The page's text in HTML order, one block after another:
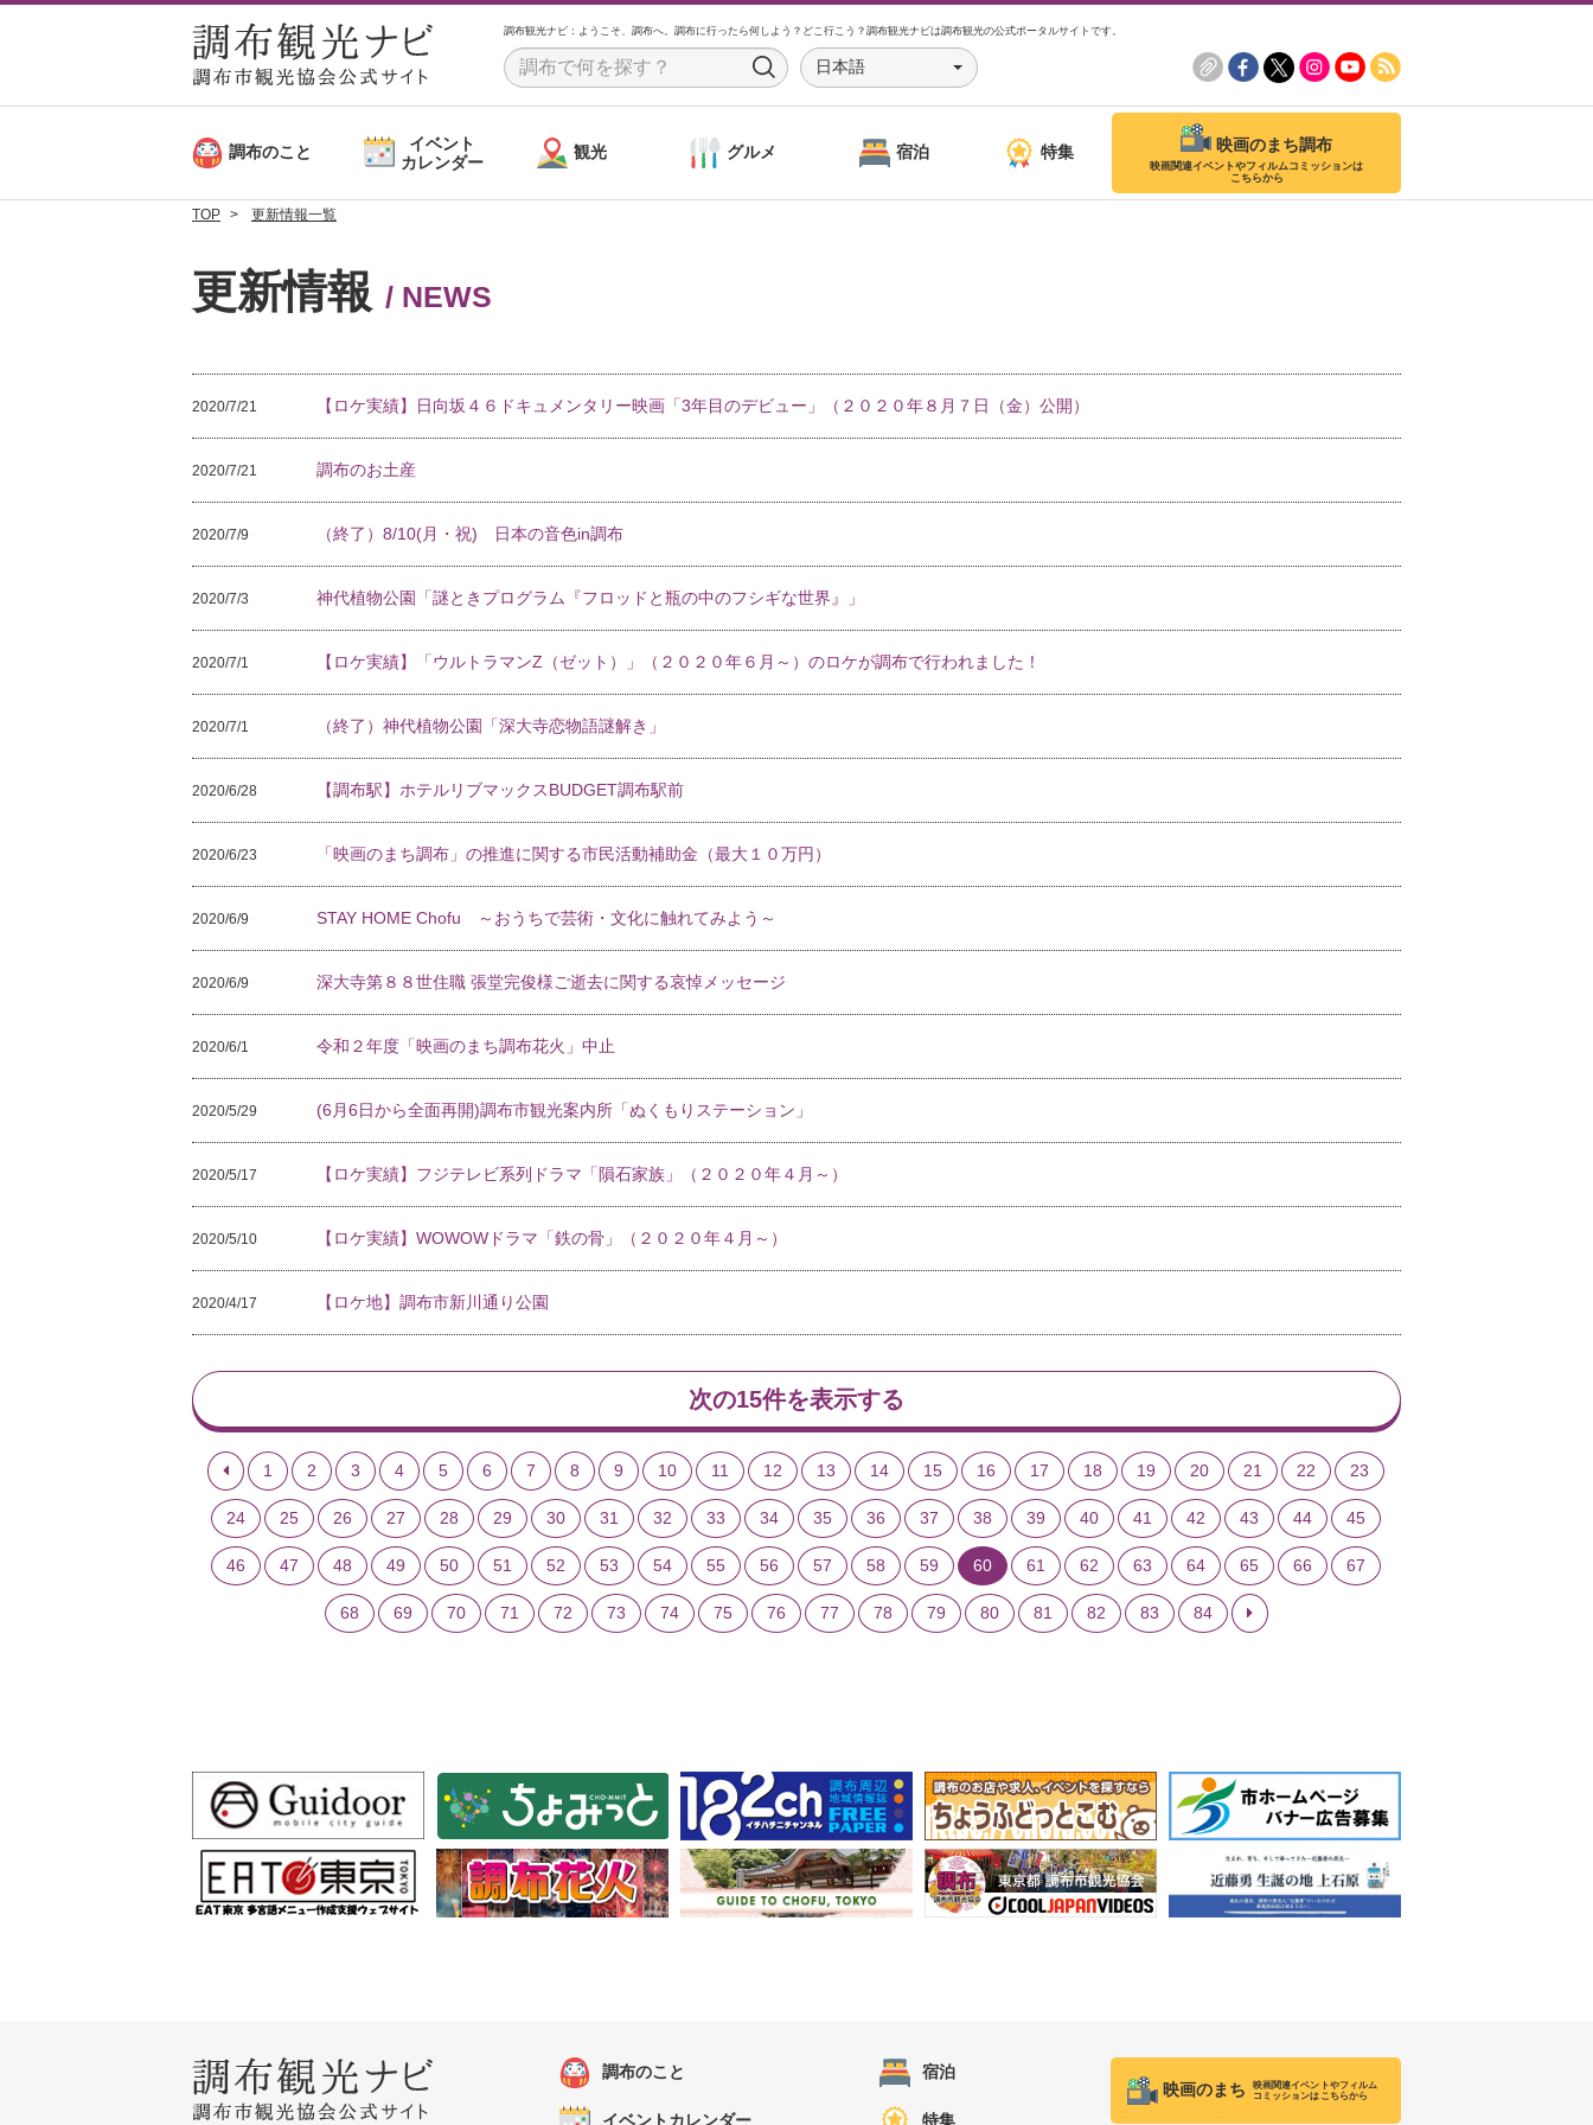
調布観光ナビ：ようこそ、調布へ。調布に行ったら何しよう？どこ行こう？調布観光ナビは調布観光の公式ポータルサイトです。
S
c
日本語
調布のこと
イベント
カレンダー
観光 グルメ 宿泊 特集 映画のまち調布
映画関連イベントやフィルムコミッションは
こちらから
TOP 更新情報一覧
更新情報 / NEWS
2020/7/21 【ロケ実績】日向坂４６ドキュメンタリー映画「3年目のデビュー」（２０２０年８月７日（金）公開）
2020/7/21 調布のお土産
2020/7/9 （終了）8/10(月・祝) 日本の音色in調布
2020/7/3 神代植物公園「謎ときプログラム『フロッドと瓶の中のフシギな世界』」
2020/7/1 【ロケ実績】「ウルトラマンZ（ゼット）」（２０２０年６月～）のロケが調布で行われました！
2020/7/1 （終了）神代植物公園「深大寺恋物語謎解き」
2020/6/28 【調布駅】ホテルリブマックスBUDGET調布駅前
2020/6/23 「映画のまち調布」の推進に関する市民活動補助金（最大１０万円）
2020/6/9 STAY HOME Chofu ～おうちで芸術・文化に触れてみよう～
2020/6/9 深大寺第８８世住職 張堂完俊様ご逝去に関する哀悼メッセージ
2020/6/1 令和２年度「映画のまち調布花火」中止
2020/5/29 (6月6日から全面再開)調布市観光案内所「ぬくもりステーション」
2020/5/17 【ロケ実績】フジテレビ系列ドラマ「隕石家族」（２０２０年４月～）
2020/5/10 【ロケ実績】WOWOWドラマ「鉄の骨」（２０２０年４月～）
2020/4/17 【ロケ地】調布市新川通り公園
次の15件を表示する
1 2 3 4 5 6 7 8 9 10 11 12 13 14 15 16 17 18 19 20 21 22 23
24 25 26 27 28 29 30 31 32 33 34 35 36 37 38 39 40 41 42 43 44 45
46 47 48 49 50 51 52 53 54 55 56 57 58 59 60 61 62 63 64 65 66 67
68 69 70 71 72 73 74 75 76 77 78 79 80 81 82 83 84
調布のこと
イベントカレンダー
宿泊
特集
映画のまち
映画関連イベントやフィルム
コミッションはこちらから